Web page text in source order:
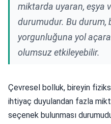
miktarda uyaran, eşya
durumudur. Bu durum,
yorgunluğuna yol
olumsuz etkileyebilir.
Çevresel bolluk, bireyin
ihtiyaç duyulandan fazla
seçenek bulunması